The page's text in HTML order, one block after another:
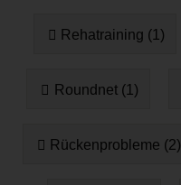
Rehatraining (1)
Roundnet (1)
Rückenprobleme (2)